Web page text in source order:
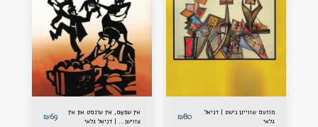
מוזעס שווייגן נישט | דניאל
גלאי
₪80
אין שפּאַס, אין ערנסט און אין
צווישן... | דניאל גלאי
₪69